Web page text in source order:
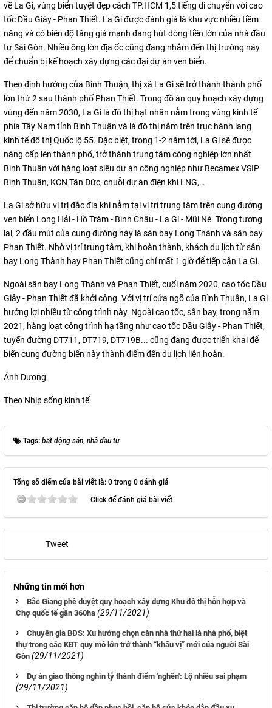
về La Gi, vùng biển tuyệt đẹp cách TP.HCM 1,5 tiếng di chuyển với cao
tốc Dầu Giây - Phan Thiết. La Gi được đánh giá là khu vực nhiều tiềm
năng và có biên độ tăng giá mạnh đang hút dòng tiền lớn của nhà đầu
tư Sài Gòn. Nhiều ông lớn địa ốc cũng đang nhắm đến thị trường này
để chuẩn bị kế hoạch xây dựng các đại dự án ven biển.
Theo định hướng của Bình Thuận, thị xã La Gi sẽ trở thành thành phố
lớn thứ 2 sau thành phố Phan Thiết. Trong đồ án quy hoạch xây dựng
vùng đến năm 2030, La Gi là đô thị hạt nhân nằm trong vùng kinh tế
phía Tây Nam tỉnh Bình Thuận và là đô thị nằm trên trục hành lang
kinh tế đô thị Quốc lộ 55. Đặc biệt, trong 1-2 năm tới, La Gi sẽ được
nâng cấp lên thành phố, trở thành trung tâm công nghiệp lớn nhất
Bình Thuận với hàng loạt siêu dự án công nghiệp như Becamex VSIP
Bình Thuận, KCN Tân Đức, chuỗi dự án điện khí LNG,…
La Gi sở hữu vị trị đắc địa khi nằm tại vị trí trung tâm trên cung đường
ven biển Long Hải - Hồ Tràm - Bình Châu - La Gi - Mũi Né. Trong tương
lai, 2 đầu mút của cung đường này là sân bay Long Thành và sân bay
Phan Thiết. Nhờ vị trí trung tâm, khi hoàn thành, khách du lịch từ sân
bay Long Thành hay Phan Thiết cũng chỉ mất 1 giờ để tiếp cận La Gi.
Ngoài sân bay Long Thành và Phan Thiết, cuối năm 2020, cao tốc Dầu
Giây - Phan Thiết đã khởi công. Với vị trí cửa ngõ của Bình Thuận, La Gi
hưởng lợi nhiều từ công trình này. Ngoài cao tốc, sân bay, trong năm
2021, hàng loạt công trình hạ tầng như cao tốc Dầu Giây - Phan Thiết,
tuyến đường DT711, DT719, DT719B... cũng đang được triển khai để
biến cung đường biển này thành điểm đến du lịch liên hoàn.
Ánh Dương
Theo Nhịp sống kinh tế
Tags: bất động sản, nhà đầu tư
Tổng số điểm của bài viết là: 0 trong 0 đánh giá
Click để đánh giá bài viết
Tweet
Những tin mới hơn
Bắc Giang phê duyệt quy hoạch xây dựng Khu đô thị hỗn hợp và
Chợ quốc tế gần 360ha (29/11/2021)
Chuyên gia BĐS: Xu hướng chọn căn nhà thứ hai là nhà phố, biệt
thự trong các KĐT quy mô lớn trở thành “khẩu vị” mới của người Sài
Gòn (29/11/2021)
Dự án giao thông nghìn tỷ thành điểm 'nghẽn': Lộ nhiều sai phạm
(29/11/2021)